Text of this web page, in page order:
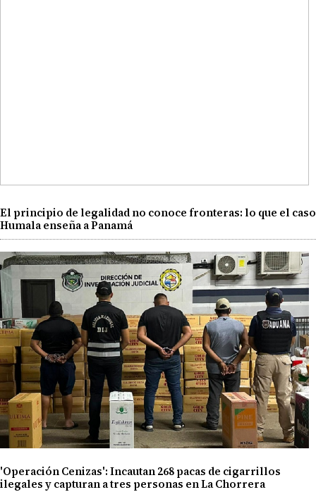
El principio de legalidad no conoce fronteras: lo que el caso
Humala enseña a Panamá
'Operación Cenizas': Incautan 268 pacas de cigarrillos
ilegales y capturan a tres personas en La Chorrera